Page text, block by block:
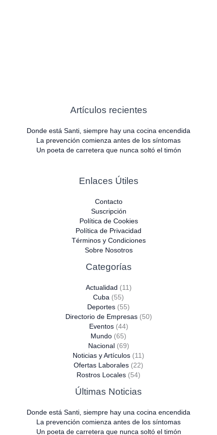
Artículos recientes
Donde está Santi, siempre hay una cocina encendida
La prevención comienza antes de los síntomas
Un poeta de carretera que nunca soltó el timón
Enlaces Útiles
Contacto
Suscripción
Política de Cookies
Política de Privacidad
Términos y Condiciones
Sobre Nosotros
Categorías
Actualidad (11)
Cuba (55)
Deportes (55)
Directorio de Empresas(50)
Eventos(44)
Mundo (65)
Nacional (69)
Noticias y Artículos (11)
Ofertas Laborales (22)
Rostros Locales (54)
Últimas Noticias
Donde está Santi, siempre hay una cocina encendida
La prevención comienza antes de los síntomas
Un poeta de carretera que nunca soltó el timón